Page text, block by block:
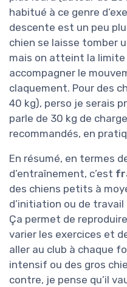
habitué à ce genre
descente est un peu
chien se laisse tomber
mais on atteint la
accompagner le
claquement. Pour des
40 kg), perso je serais
parle de 30 kg de
recommandés, en
En résumé, en termes
d’entraînement, c’est
des chiens petits à
d’initiation ou de
Ça permet de
varier les exercices et
aller au club à chaque
intensif ou des gros
contre, je pense qu’il